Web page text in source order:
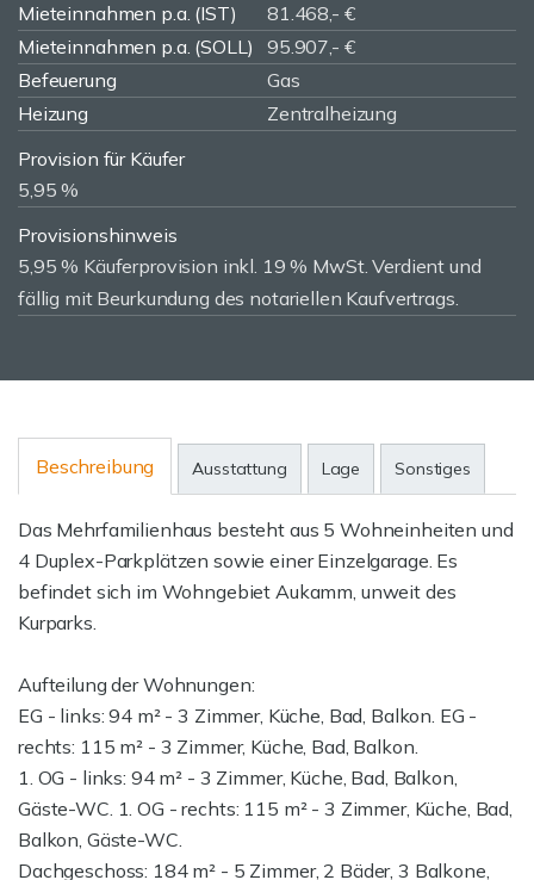
Mieteinnahmen p.a. (IST)
81.468,- €
Mieteinnahmen p.a. (SOLL)
95.907,- €
Befeuerung
Gas
Heizung
Zentralheizung
Provision für Käufer
5,95 %
Provisionshinweis
5,95 % Käuferprovision inkl. 19 % MwSt. Verdient und
fällig mit Beurkundung des notariellen Kaufvertrags.
Beschreibung Ausstattung Lage Sonstiges
Das Mehrfamilienhaus besteht aus 5 Wohneinheiten und
4 Duplex-Parkplätzen sowie einer Einzelgarage. Es
befindet sich im Wohngebiet Aukamm, unweit des
Kurparks.
Aufteilung der Wohnungen:
EG - links: 94 m² - 3 Zimmer, Küche, Bad, Balkon. EG -
rechts: 115 m² - 3 Zimmer, Küche, Bad, Balkon.
1. OG - links: 94 m² - 3 Zimmer, Küche, Bad, Balkon,
Gäste-WC. 1. OG - rechts: 115 m² - 3 Zimmer, Küche, Bad,
Balkon, Gäste-WC.
Dachgeschoss: 184 m² - 5 Zimmer, 2 Bäder, 3 Balkone,